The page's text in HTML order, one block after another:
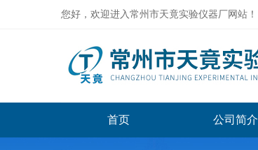
您好，欢迎进入常州市天竟实验仪器厂网站！
首页 公司简介